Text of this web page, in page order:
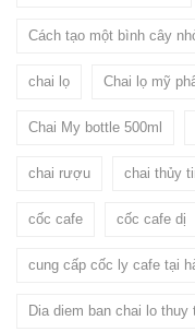
Cách tạo một bình cây
chai lọ Chai lọ mỹ
Chai My bottle 500ml
chai rượu chai thủy
cốc cafe cốc cafe dị
cung cấp cốc ly cafe tại
Dia diem ban chai lo thuy